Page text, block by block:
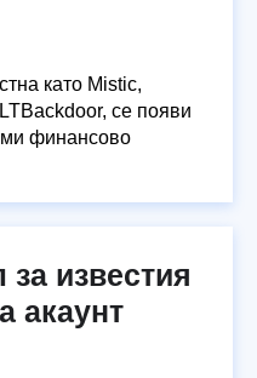
като Mistic,
се появи
финансово
известия
акаунт